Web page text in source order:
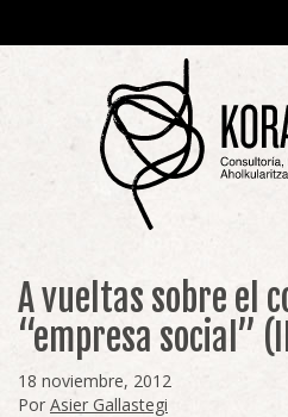
A vueltas sobre el
“empresa social”
18 noviembre, 2012
Por Asier Gallastegi